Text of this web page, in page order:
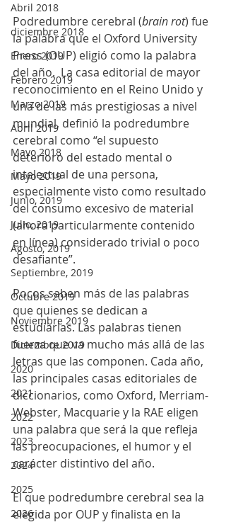
Abril 2018
diciembre 2018
Enero 2019
Febrero 2019
Marzo 2019
Abril 2019
Mayo 2018
Mayo 2019
Junio, 2019
Julio, 2019
Agosto, 2019
Septiembre, 2019
Octubre 2019
Noviembre 2019
Diciembre 2019
2020
2021
2022
2023
2024
2025
2026
Podredumbre cerebral (brain rot) fue
la palabra que el Oxford University
Press (OUP) eligió como la palabra
del año.  La casa editorial de mayor
reconocimiento en el Reino Unido y
una de las más prestigiosas a nivel
mundial, definió la podredumbre
cerebral como “el supuesto
deterioro del estado mental o
intelectual de una persona,
especialmente visto como resultado
del consumo excesivo de material
(ahora particularmente contenido
en línea) considerado trivial o poco
desafiante”.
Pocos saben más de las palabras
que quienes se dedican a
estudiarlas. Las palabras tienen
fuerza que va mucho más allá de las
letras que las componen. Cada año,
las principales casas editoriales de
diccionarios, como Oxford, Merriam-
Webster, Macquarie y la RAE eligen
una palabra que será la que refleja
las preocupaciones, el humor y el
carácter distintivo del año.
El que podredumbre cerebral sea la
elegida por OUP y finalista en la